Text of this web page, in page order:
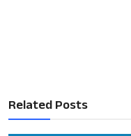
Related Posts